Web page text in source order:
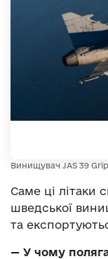
Винищувач JAS 39
Саме ці літаки
шведської
та
— У чому